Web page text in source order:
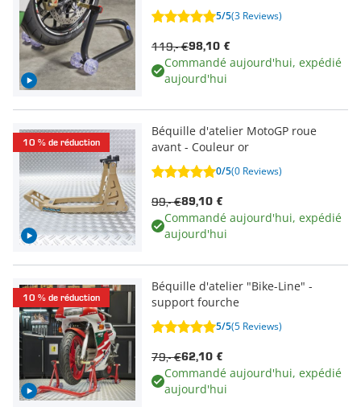
5/5(3 Reviews)
98,10 €
119,- €
Commandé aujourd'hui, expédié
aujourd'hui
10 % de réduction
Béquille d'atelier MotoGP roue
avant - Couleur or
0/5(0 Reviews)
89,10 €
99,- €
Commandé aujourd'hui, expédié
aujourd'hui
10 % de réduction
Béquille d'atelier "Bike-Line" -
support fourche
5/5(5 Reviews)
62,10 €
79,- €
Commandé aujourd'hui, expédié
aujourd'hui